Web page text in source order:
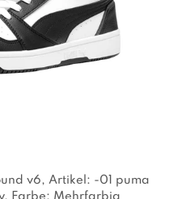
v6, Artikel: -01 puma
, Farbe: Mehrfarbig